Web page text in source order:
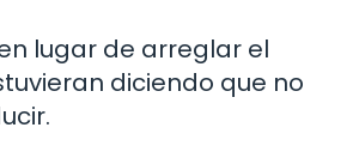
lugar de arreglar el
diciendo que no